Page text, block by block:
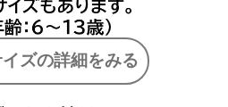
ズの詳細をみる